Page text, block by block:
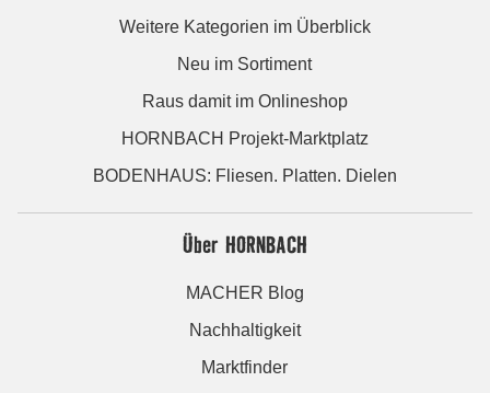
Weitere Kategorien im Überblick
Neu im Sortiment
Raus damit im Onlineshop
HORNBACH Projekt-Marktplatz
BODENHAUS: Fliesen. Platten. Dielen
Über HORNBACH
MACHER Blog
Nachhaltigkeit
Marktfinder